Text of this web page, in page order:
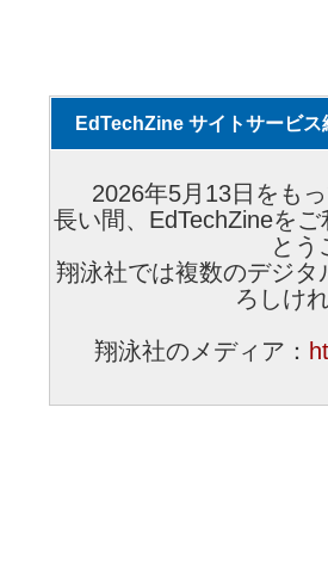
EdTechZine サイトサービス
2026年5月13日をも
長い間、EdTechZineを
とう
翔泳社では複数のデジ
ろしけ
翔泳社のメディア：